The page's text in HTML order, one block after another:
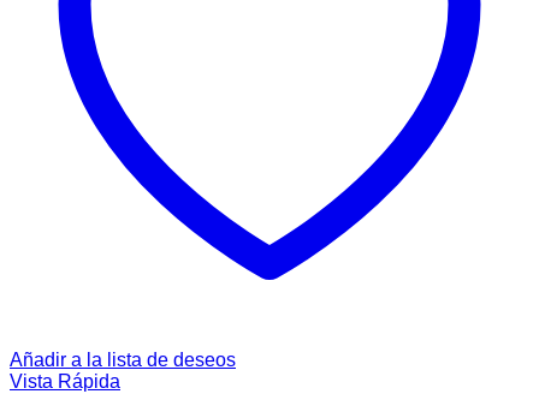
Añadir a la lista de deseos
Vista Rápida